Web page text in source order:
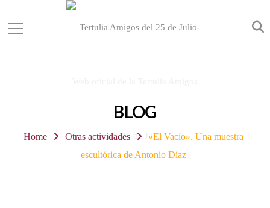
BLOG
Home Otras actividades
«El Vacío». Una muestra
escultórica de Antonio Díaz